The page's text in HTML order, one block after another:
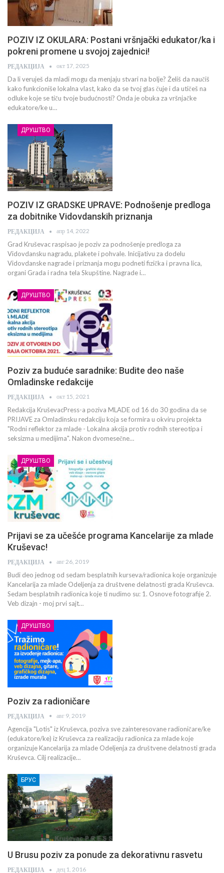
POZIV IZ OKULARA: Postani vršnjački edukator/ka i
pokreni promene u svojoj zajednici!
РЕДАКЦИЈА окт 17, 2025
Da li veruješ da mladi mogu da menjaju stvari na bolje? Želiš da naučiš
kako funkcioniše lokalna vlast, kako da se tvoj glas čuje i da utičeš na
odluke koje se tiču tvoje budućnosti? Onda je obuka za vršnjačke
edukatore/ke u…
ДРУШТВО
POZIV IZ GRADSKE UPRAVE: Podnošenje predloga
za dobitnike Vidovdanskih priznanja
РЕДАКЦИЈА апр 14, 2022
Grad Kruševac raspisao je poziv za podnošenje predloga za
Vidovdansku nagradu, plakete i pohvale. Inicijativu za dodelu
Vidovdanske nagrade i priznanja mogu podneti fizička i pravna lica,
organi Grada i radna tela Skupštine. Nagrade i…
ДРУШТВО
Poziv za buduće saradnike: Budite deo naše
Omladinske redakcije
РЕДАКЦИЈА окт 15, 2021
Redakcija KruševacPress-a poziva MLADE od 16 do 30 godina da se
PRIJAVE za Omladinsku redakciju koja se formira u okviru projekta
"Rodni reflektor za mlade - Lokalna akcija protiv rodnih stereotipa i
seksizma u medijima". Nakon dvomesečne…
ДРУШТВО
Prijavi se za učešće programa Kancelarije za mlade
Kruševac!
РЕДАКЦИЈА авг 26, 2019
Budi deo jednog od sedam besplatnih kurseva/radionica koje organizuje
Kancelarija za mlade Odeljenja za društvene delatnosti grada Kruševca.
Sedam besplatnih radionica koje ti nudimo su: 1. Osnove fotografije 2.
Veb dizajn - moj prvi sajt…
ДРУШТВО
Poziv za radioničare
РЕДАКЦИЈА авг 9, 2019
Agencija "Lotis" iz Kruševca, poziva sve zainteresovane radioničare/ke
(edukatore/ke) iz Kruševca za realizaciju radionica za mlade koje
organizuje Kancelarija za mlade Odeljenja za društvene delatnosti grada
Kruševca. Cilj realizacije…
БРУС
U Brusu poziv za ponude za dekorativnu rasvetu
РЕДАКЦИЈА дец 1, 2016